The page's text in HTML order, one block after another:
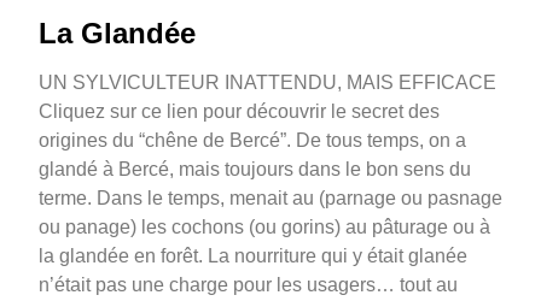
La Glandée
UN SYLVICULTEUR INATTENDU, MAIS EFFICACE
Cliquez sur ce lien pour découvrir le secret des
origines du “chêne de Bercé”. De tous temps, on a
glandé à Bercé, mais toujours dans le bon sens du
terme. Dans le temps, menait au (parnage ou pasnage
ou panage) les cochons (ou gorins) au pâturage ou à
la glandée en forêt. La nourriture qui y était glanée
n’était pas une charge pour les usagers… tout au